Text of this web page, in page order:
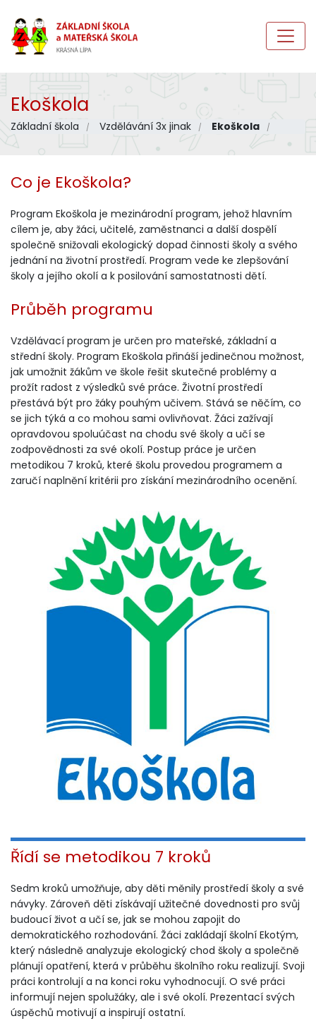
Ekoškola
Základní škola Vzdělávání 3x jinak Ekoškola
Co je Ekoškola?
Program Ekoškola je mezinárodní program, jehož hlavním
cílem je, aby žáci, učitelé, zaměstnanci a další dospělí
společně snižovali ekologický dopad činnosti školy a svého
jednání na životní prostředí. Program vede ke zlepšování
školy a jejího okolí a k posilování samostatnosti dětí.
Průběh programu
Vzdělávací program je určen pro mateřské, základní a
střední školy. Program Ekoškola přináší jedinečnou možnost,
jak umožnit žákům ve škole řešit skutečné problémy a
prožít radost z výsledků své práce. Životní prostředí
přestává být pro žáky pouhým učivem. Stává se něčím, co
se jich týká a co mohou sami ovlivňovat. Žáci zažívají
opravdovou spoluúčast na chodu své školy a učí se
zodpovědnosti za své okolí. Postup práce je určen
metodikou 7 kroků, které školu provedou programem a
zaručí naplnění kritérii pro získání mezinárodního ocenění.
Řídí se metodikou 7 kroků
Sedm kroků umožňuje, aby děti měnily prostředí školy a své
návyky. Zároveň děti získávají užitečné dovednosti pro svůj
budoucí život a učí se, jak se mohou zapojit do
demokratického rozhodování. Žáci zakládají školní Ekotým,
který následně analyzuje ekologický chod školy a společně
plánují opatření, která v průběhu školního roku realizují. Svoji
práci kontrolují a na konci roku vyhodnocují. O své práci
informují nejen spolužáky, ale i své okolí. Prezentací svých
úspěchů motivují a inspirují ostatní.